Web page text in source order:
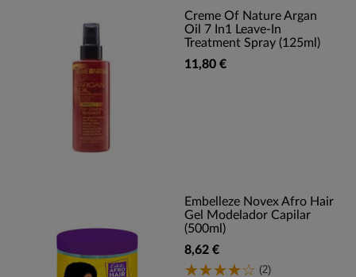
Creme Of Nature Argan
Oil 7 In1 Leave-In
Treatment Spray (125ml)
11,80 €
Embelleze Novex Afro Hair
Gel Modelador Capilar
(500ml)
8,62 €
(2)